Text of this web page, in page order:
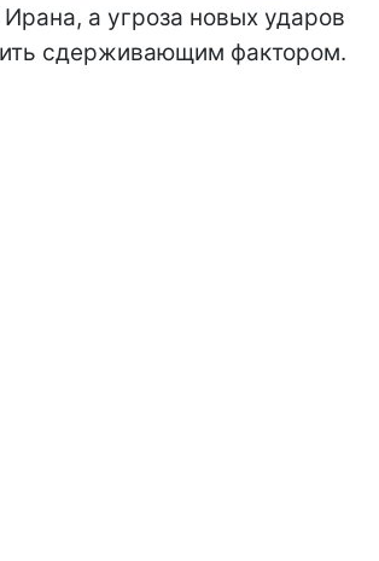
а угроза новых ударов
сдерживающим фактором.